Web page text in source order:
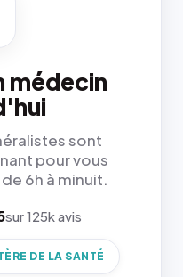
médecin
sont
pour vous
6h à minuit.
sur 125k avis
DE LA SANTÉ